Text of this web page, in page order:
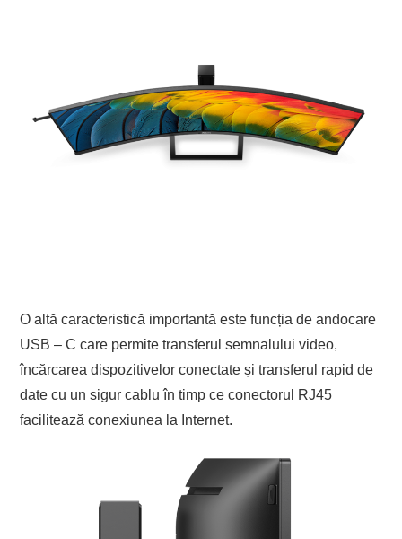
O altă caracteristică importantă este funcția de andocare
USB – C care permite transferul semnalului video,
încărcarea dispozitivelor conectate și transferul rapid de
date cu un sigur cablu în timp ce conectorul RJ45
facilitează conexiunea la Internet.